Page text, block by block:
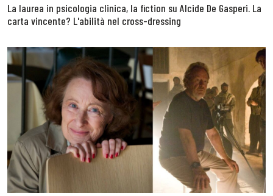
La laurea in psicologia clinica, la fiction su Alcide De Gasperi. La
carta vincente? L'abilità nel cross-dressing